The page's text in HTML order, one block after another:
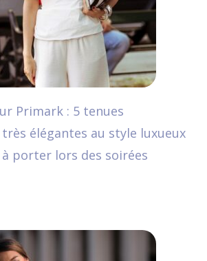
Primark : 5 tenues
élégantes au style luxueux
porter lors des soirées